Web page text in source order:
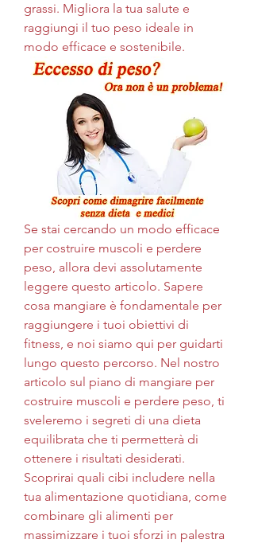
grassi. Migliora la tua salute e
raggiungi il tuo peso ideale in
modo efficace e sostenibile.
Se stai cercando un modo efficace
per costruire muscoli e perdere
peso, allora devi assolutamente
leggere questo articolo. Sapere
cosa mangiare è fondamentale per
raggiungere i tuoi obiettivi di
fitness, e noi siamo qui per guidarti
lungo questo percorso. Nel nostro
articolo sul piano di mangiare per
costruire muscoli e perdere peso, ti
sveleremo i segreti di una dieta
equilibrata che ti permetterà di
ottenere i risultati desiderati.
Scoprirai quali cibi includere nella
tua alimentazione quotidiana, come
combinare gli alimenti per
massimizzare i tuoi sforzi in palestra